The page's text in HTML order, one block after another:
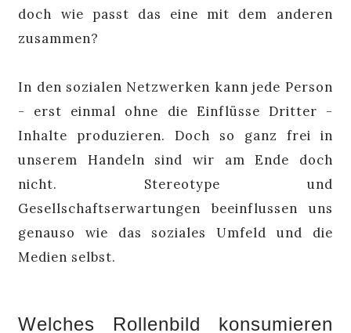
doch wie passt das eine mit dem anderen
zusammen?
In den sozialen Netzwerken kann jede Person
- erst einmal ohne die Einflüsse Dritter -
Inhalte produzieren. Doch so ganz frei in
unserem Handeln sind wir am Ende doch
nicht. Stereotype und
Gesellschaftserwartungen beeinflussen uns
genauso wie das soziales Umfeld und die
Medien selbst.
Welches Rollenbild konsumieren